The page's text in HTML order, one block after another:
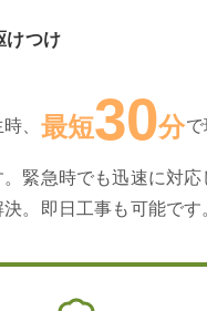
けつけ
、 最短30分で
緊急時でも迅速に対応
。即日工事も可能です